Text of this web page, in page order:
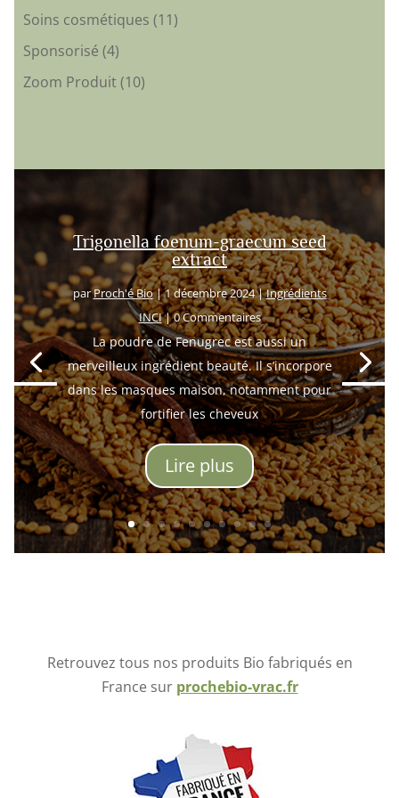
Soins cosmétiques (11)
Sponsorisé (4)
Zoom Produit(10)
Trigonella foenum-graecum seed
extract
parProch'é Bio|1 décembre 2024|Ingrédients
INCI| 0 Commentaires
La poudre de Fenugrec est aussi un
merveilleux ingrédient beauté. Il s’incorpore
dans les masques maison, notamment pour
fortifier les cheveux
Lire plus
Retrouvez tous nos produits Bio fabriqués en
France sur prochebio-vrac.fr